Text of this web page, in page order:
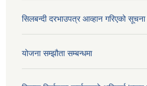
सिलबन्दी दरभाउपत्र आव्हान गरिएको सूचना
योजना सम्झौता सम्बन्धमा